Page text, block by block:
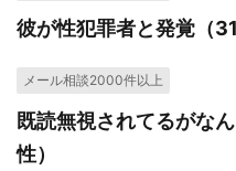
彼が性犯罪者と発覚（31
メール相談2000件以上
既読無視されてるがな
性）